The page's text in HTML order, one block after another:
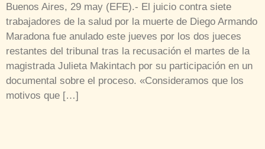
Buenos Aires, 29 may (EFE).- El juicio contra siete
trabajadores de la salud por la muerte de Diego Armando
Maradona fue anulado este jueves por los dos jueces
restantes del tribunal tras la recusación el martes de la
magistrada Julieta Makintach por su participación en un
documental sobre el proceso. «Consideramos que los
motivos que […]